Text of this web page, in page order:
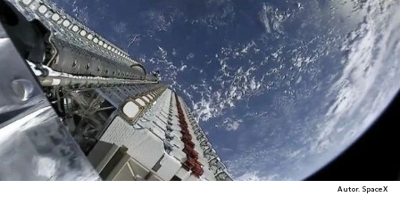
Autor. SpaceX